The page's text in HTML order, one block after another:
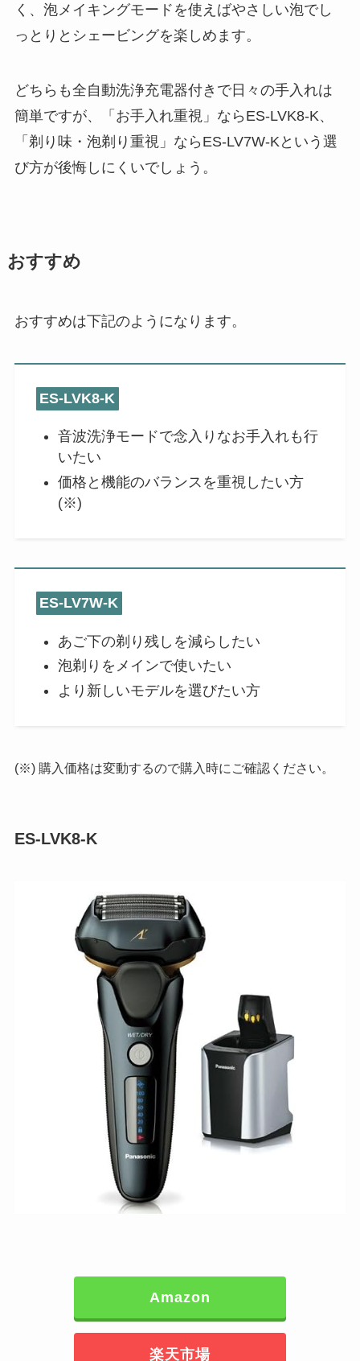
く、泡メイキングモードを使えばやさしい泡でし
っとりとシェービングを楽しめます。
どちらも全自動洗浄充電器付きで日々の手入れは
簡単ですが、「お手入れ重視」ならES-LVK8-K、
「剃り味・泡剃り重視」ならES-LV7W-Kという選
び方が後悔しにくいでしょう。
おすすめ
おすすめは下記のようになります。
ES-LVK8-K
音波洗浄モードで念入りなお手入れも行
いたい
価格と機能のバランスを重視したい方
(※)
ES-LV7W-K
あご下の剃り残しを減らしたい
泡剃りをメインで使いたい
より新しいモデルを選びたい方
(※) 購入価格は変動するので購入時にご確認ください。
ES-LVK8-K
Amazon
楽天市場